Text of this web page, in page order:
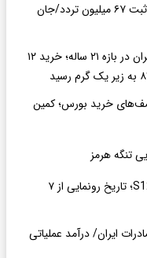
پایان طرح ترافیکی اربعین پلیس با ثبت ۶۷ میلیون تردد/جان
سقوط ۹۳ درصدی قدرت خرید کارگران در بازه ۲۱ ساله؛ خرید ۱۲
خرید بورس؛ کمین
تنگه هرمز
از گلکسی S26 FE تا گلکسی تب S12؛ تاریخ رونمایی از ۷
ایران/ درآمد عملیاتی